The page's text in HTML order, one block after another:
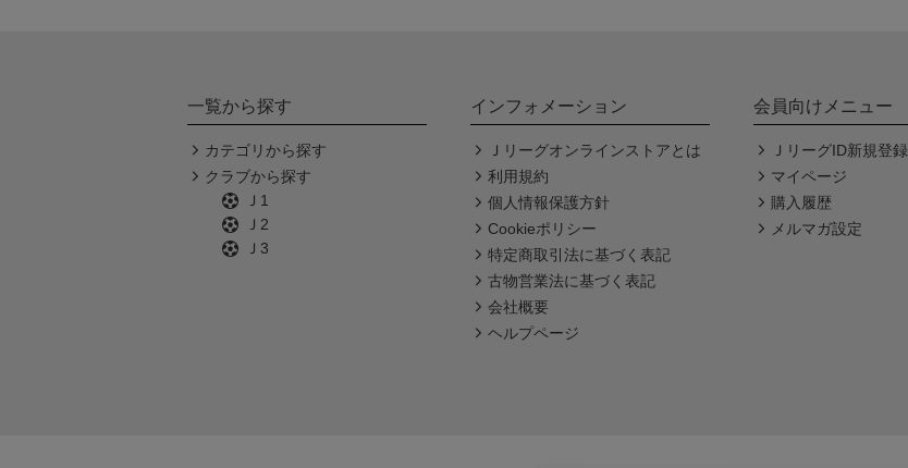
一覧から探す
カテゴリから探す
クラブから探す
Ｊ1
Ｊ2
Ｊ3
インフォメーション
Ｊリーグオンラインストアとは
利用規約
個人情報保護方針
Cookieポリシー
特定商取引法に基づく表記
古物営業法に基づく表記
会社概要
ヘルプページ
会員向けメニュー
ＪリーグID新規登録
マイページ
購入履歴
メルマガ設定